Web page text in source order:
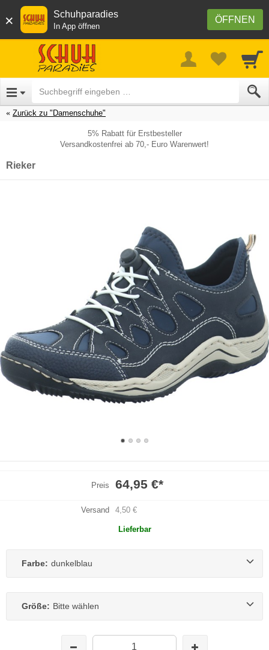
× ÖFFNEN
Schuhparadies
In App öffnen
Zurück zu "Damenschuhe"
5% Rabatt für Erstbesteller
Versandkostenfrei ab 70,- Euro Warenwert!
Rieker
Preis 64,95 €*
Versand 4,50 €
Lieferbar
Farbe: dunkelblau
Größe: Bitte wählen